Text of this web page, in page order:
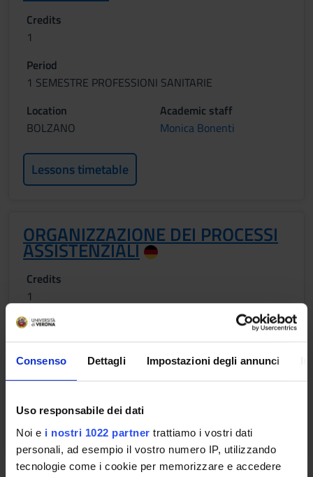
Consenso Dettagli Impostazioni degli annunci
Uso responsabile dei dati
Noi e i nostri 1022 partner trattiamo i vostri dati
personali, ad esempio il vostro numero IP, utilizzando
tecnologie come i cookie per memorizzare e accedere
Credits
1
Period
1 SEMESTRE PROFESSIONI SANITARIE
Location
BOLZANO
Academic staff
Monica Bonenti
Lessons timetable
ORGANIZZAZIONE DEI PROCESSI
ASSISTENZIALI
Credits
1
Period
1 SEMESTRE PROFESSIONI SANITARIE
Location
BOLZANO
Academic staff
Marianne Siller
Lessons timetable